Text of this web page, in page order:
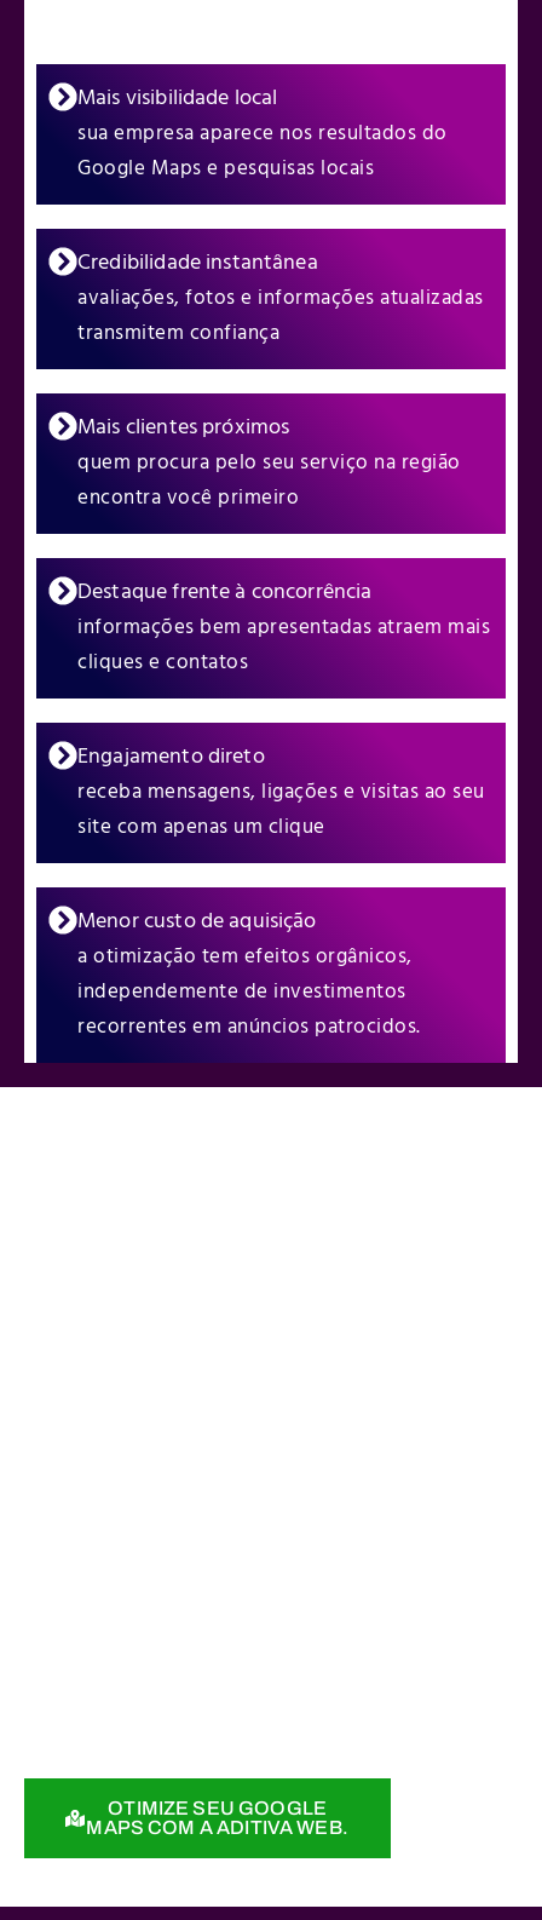
Mais visibilidade local
sua empresa aparece nos resultados do
Google Maps e pesquisas locais
Credibilidade instantânea
avaliações, fotos e informações atualizadas
transmitem confiança
Mais clientes próximos
quem procura pelo seu serviço na região
encontra você primeiro
Destaque frente à concorrência
informações bem apresentadas atraem mais
cliques e contatos
Engajamento direto
receba mensagens, ligações e visitas ao seu
site com apenas um clique
Menor custo de aquisição
a otimização tem efeitos orgânicos,
independemente de investimentos
recorrentes em anúncios patrocidos.
OTIMIZE SEU GOOGLE
MAPS COM A ADITIVA WEB.